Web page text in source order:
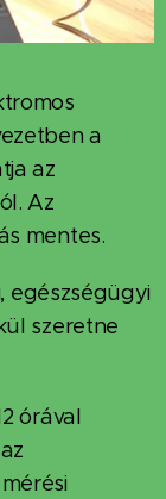
a
az
Az
mentes.
egészségügyi
szeretne
órával